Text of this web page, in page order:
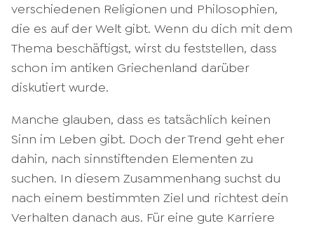
verschiedenen Religionen und Philosophien,
die es auf der Welt gibt. Wenn du dich mit dem
Thema beschäftigst, wirst du feststellen, dass
schon im antiken Griechenland darüber
diskutiert wurde.
Manche glauben, dass es tatsächlich keinen
Sinn im Leben gibt. Doch der Trend geht eher
dahin, nach sinnstiftenden Elementen zu
suchen. In diesem Zusammenhang suchst du
nach einem bestimmten Ziel und richtest dein
Verhalten danach aus. Für eine gute Karriere